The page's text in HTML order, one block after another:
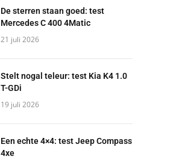
De sterren staan goed: test
Mercedes C 400 4Matic
21 juli 2026
Stelt nogal teleur: test Kia K4 1.0
T-GDi
19 juli 2026
Een echte 4×4: test Jeep Compass
4xe